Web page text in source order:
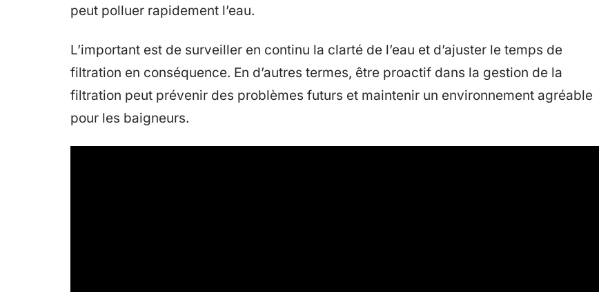
peut polluer rapidement l’eau.
L’important est de surveiller en continu la clarté de l’eau et d’ajuster le temps de
filtration en conséquence. En d’autres termes, être proactif dans la gestion de la
filtration peut prévenir des problèmes futurs et maintenir un environnement agréable
pour les baigneurs.